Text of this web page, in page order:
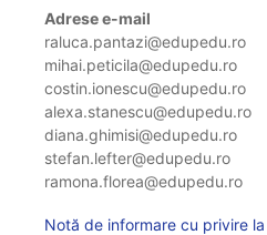
Adrese e-mail
raluca.pantazi@edupedu.ro
mihai.peticila@edupedu.ro
costin.ionescu@edupedu.ro
alexa.stanescu@edupedu.ro
diana.ghimisi@edupedu.ro
stefan.lefter@edupedu.ro
ramona.florea@edupedu.ro
Notă de informare cu privire